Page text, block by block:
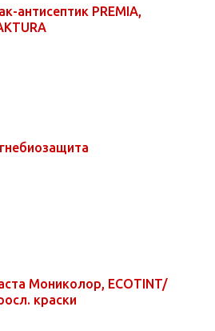
антисептик PREMIA,
Мониколор, ECOTINT/
краски